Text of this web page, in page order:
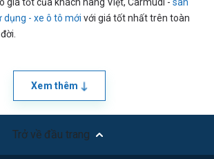
dụng - xe ô tô mới với giá tốt nhất trên toàn
Xem thêm
Trở về đầu trang